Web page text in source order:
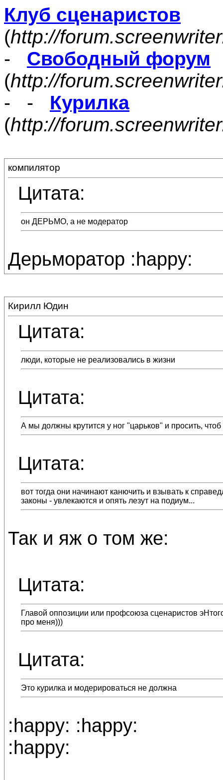
Клуб сценаристов
(http://
- Свободный форум
(http://
- - Курилка
(http://
компилятор
Цитата:
он ДЕРЬМО, а не модератор
Дерьморатор :happy:
Кирилл Юдин
Цитата:
люди, которые не реализовались в жизни
Цитата:
А мы должны крутится у ног "царьков" и просить,
Цитата:
вот тогда они начинают канючить и взывать к
законы - увлекаются и опять лезут на подиум...
Так и яж о том же:
Цитата:
Главой оппозиции или профсоюза сценаристов
про меня)))
Цитата:
Это курилка и модерироваться не должна
:happy: :happy:
:happy: